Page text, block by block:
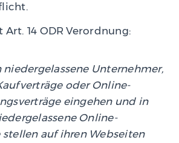
14 ODR Verordnung:
niedergelassene Unternehmer,
oder Online-
eingehen und in
Online-
auf ihren Webseiten